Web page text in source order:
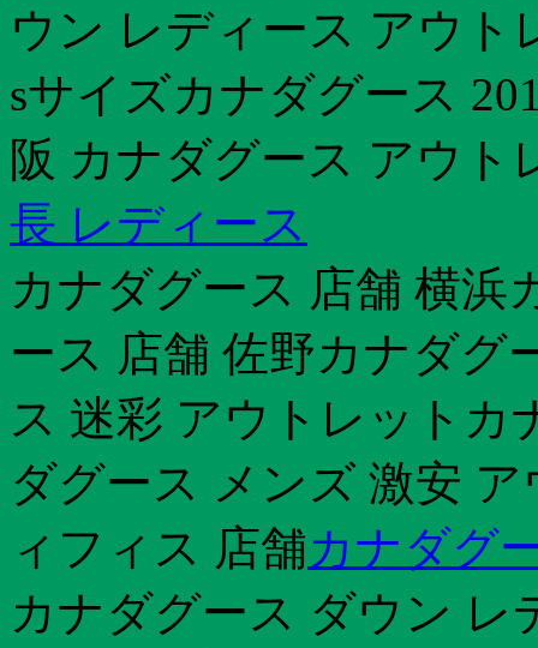
ウン レディース アウ
sサイズカナダグース
阪 カナダグース アウト
長 レディース
カナダグース 店舗 横浜
ース 店舗 佐野カナダグ
ス 迷彩 アウトレットカ
ダグース メンズ 激安
ィフィス 店舗カナダグ
カナダグース ダウン